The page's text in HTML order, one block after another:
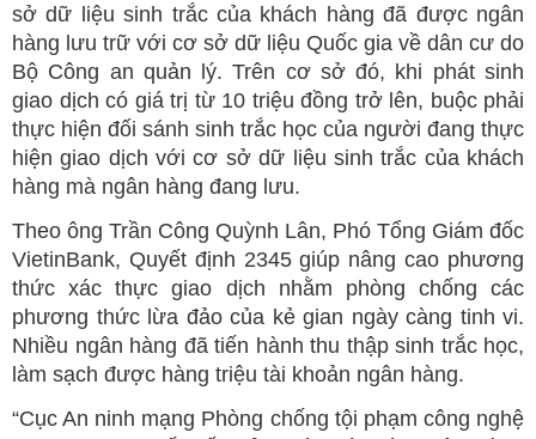
sở dữ liệu sinh trắc của khách hàng đã được ngân
hàng lưu trữ với cơ sở dữ liệu Quốc gia về dân cư do
Bộ Công an quản lý. Trên cơ sở đó, khi phát sinh
giao dịch có giá trị từ 10 triệu đồng trở lên, buộc phải
thực hiện đối sánh sinh trắc học của người đang thực
hiện giao dịch với cơ sở dữ liệu sinh trắc của khách
hàng mà ngân hàng đang lưu.
Theo ông Trần Công Quỳnh Lân, Phó Tổng Giám đốc
VietinBank, Quyết định 2345 giúp nâng cao phương
thức xác thực giao dịch nhằm phòng chống các
phương thức lừa đảo của kẻ gian ngày càng tinh vi.
Nhiều ngân hàng đã tiến hành thu thập sinh trắc học,
làm sạch được hàng triệu tài khoản ngân hàng.
“Cục An ninh mạng Phòng chống tội phạm công nghệ